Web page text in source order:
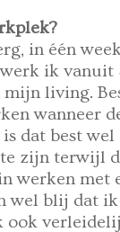
in één
ik vanuit
living.
wanneer
dat best
zijn terwijl
werken met
wel blij dat
ook